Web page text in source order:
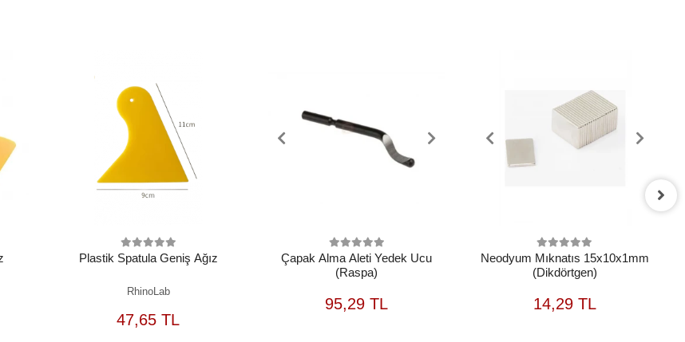
Plastik Spatula Geniş Ağız
RhinoLab
47,65 TLSEPETE
EKLE
Çapak Alma Aleti Yedek Ucu
(Raspa)
95,29 TLSEPETE
EKLE
Neodyum Mıknatıs 15x10x1mm
(Dikdörtgen)
14,29 TLSEPETE
EKLE